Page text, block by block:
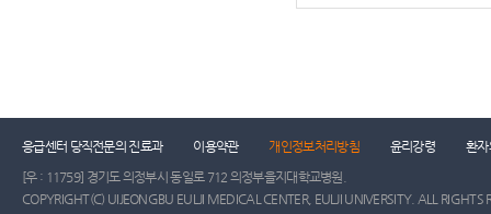
응급센터 당직전문의 진료과 이용약관 개인정보처리방침 윤리강령
환자
[우 : 11759] 경기도 의정부시 동일로 712 의정부을지대학교병원.
COPYRIGHT(C) UIJEONGBU EULJI MEDICAL CENTER, EULJI UNIVERSITY. ALL RIGHTS